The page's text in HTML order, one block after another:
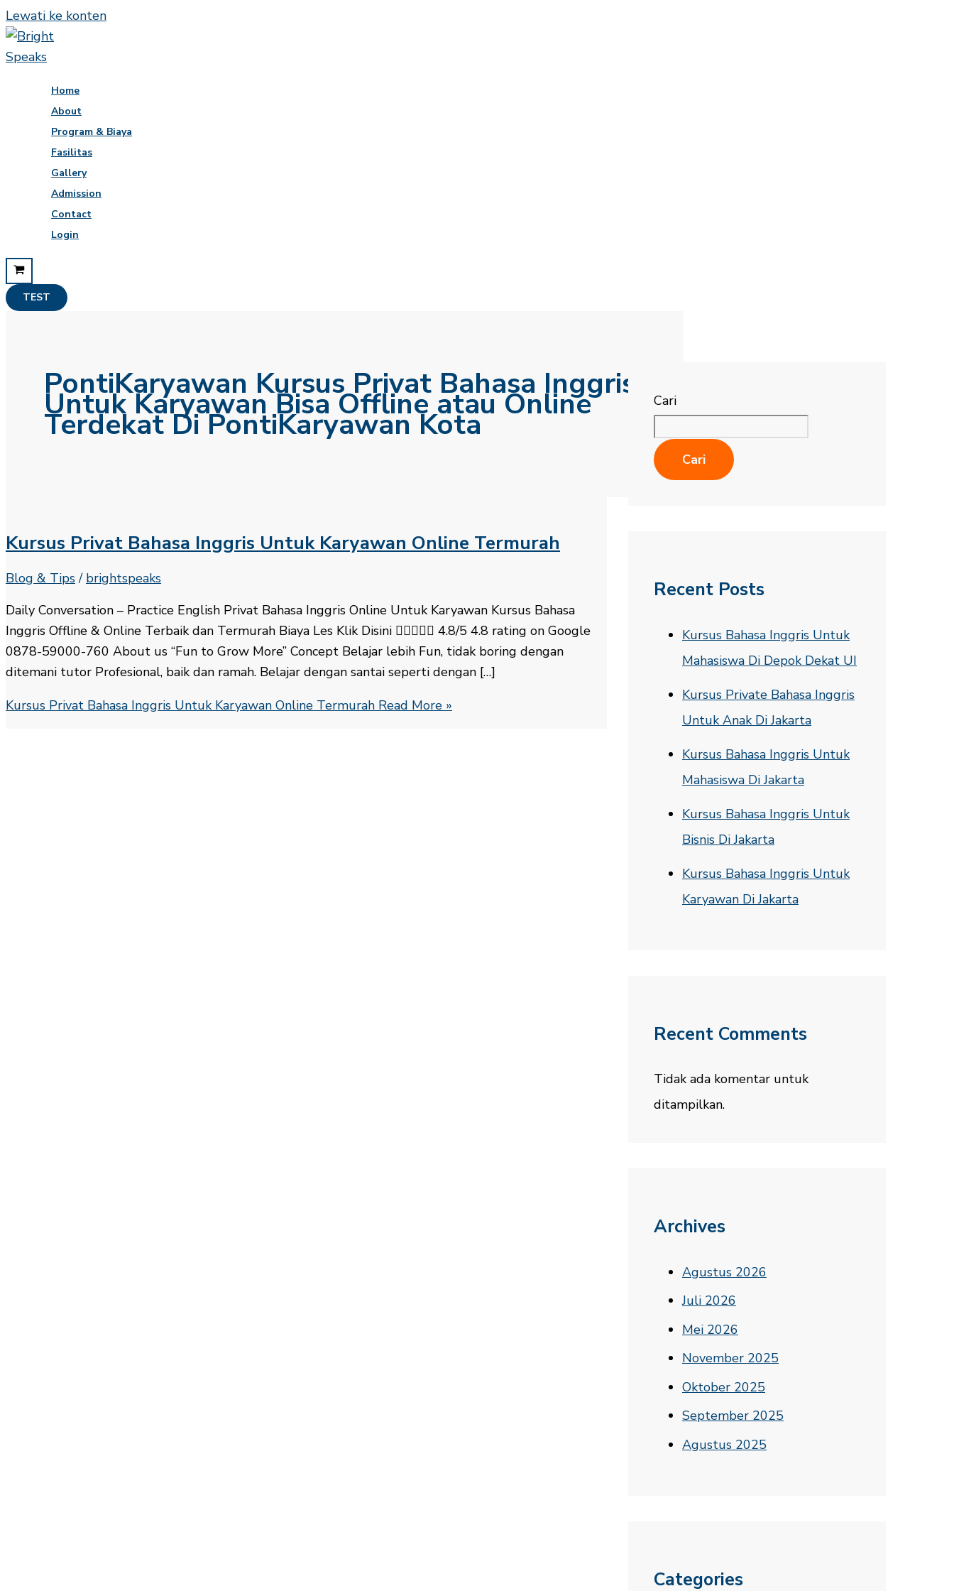
Lewati ke konten
Home
About
Program & Biaya
Fasilitas
Gallery
Admission
Contact
Login
TEST
PontiKaryawan Kursus Privat Bahasa Inggris
Untuk Karyawan Bisa Offline atau Online
Terdekat Di PontiKaryawan Kota
Kursus Privat Bahasa Inggris Untuk Karyawan Online Termurah
Blog & Tips/ brightspeaks
Daily Conversation – Practice English​ Privat Bahasa Inggris Online Untuk Karyawan Kursus Bahasa
Inggris Offline & Online Terbaik dan Termurah Biaya Les Klik Disini  4.8/5 4.8 rating on Google
0878-59000-760 About us “Fun to Grow More” Concept Belajar lebih Fun, tidak boring dengan
ditemani tutor Profesional, baik dan ramah. Belajar dengan santai seperti dengan […]
Kursus Privat Bahasa Inggris Untuk Karyawan Online Termurah Read More »
Cari
Cari
Recent Posts
Kursus Bahasa Inggris Untuk
Mahasiswa Di Depok Dekat UI
Kursus Private Bahasa Inggris
Untuk Anak Di Jakarta
Kursus Bahasa Inggris Untuk
Mahasiswa Di Jakarta
Kursus Bahasa Inggris Untuk
Bisnis Di Jakarta
Kursus Bahasa Inggris Untuk
Karyawan Di Jakarta
Recent Comments
Tidak ada komentar untuk
ditampilkan.
Archives
Agustus 2026
Juli 2026
Mei 2026
November 2025
Oktober 2025
September 2025
Agustus 2025
Categories